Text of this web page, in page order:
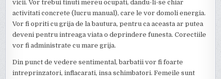
vicii. Vor trebui tinuti mereu ocupati, dandu-li-se chiar
activitati concrete (lucru manual), care le vor domoli energia.
Vor fi opriti cu grija de la bautura, pentru ca aceasta ar putea
deveni pentru intreaga viata o deprindere funesta. Corectiile
vor fi administrate cu mare grija.
Din punct de vedere sentimental, barbatii vor fi foarte
intreprinzatori, inflacarati, insa schimbatori. Femeile sunt